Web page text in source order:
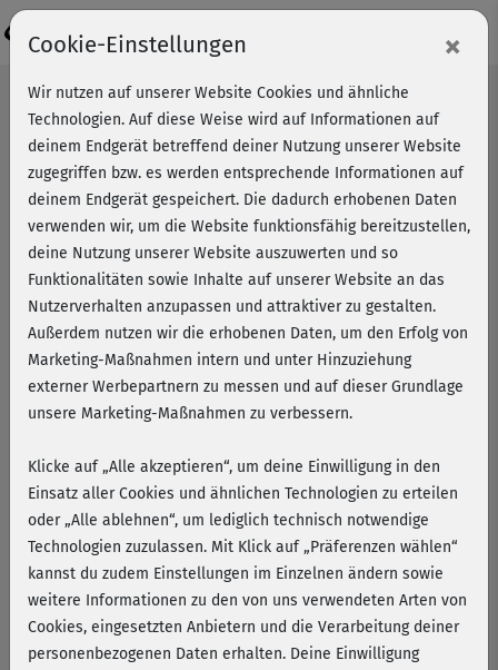
Erholung tanken mit
Entspannungsritualen
Nach der Arbeit schnell noch etwas einkaufen, die
Kinder abholen oder die neuesten Nachrichten bei
Facebook und Co. checken – unser Alltag ist voll von
unerledigten Aufgaben und Ablenkungen. Warum da
Cookie-Einstellungen ×
Wir nutzen auf unserer Website Cookies und ähnliche
Technologien. Auf diese Weise wird auf Informationen auf
deinem Endgerät betreffend deiner Nutzung unserer Website
zugegriffen bzw. es werden entsprechende Informationen auf
deinem Endgerät gespeichert. Die dadurch erhobenen Daten
verwenden wir, um die Website funktionsfähig bereitzustellen,
deine Nutzung unserer Website auszuwerten und so
Funktionalitäten sowie Inhalte auf unserer Website an das
Nutzerverhalten anzupassen und attraktiver zu gestalten.
Außerdem nutzen wir die erhobenen Daten, um den Erfolg von
Marketing-Maßnahmen intern und unter Hinzuziehung
externer Werbepartnern zu messen und auf dieser Grundlage
unsere Marketing-Maßnahmen zu verbessern.
Klicke auf „Alle akzeptieren“, um deine Einwilligung in den
Einsatz aller Cookies und ähnlichen Technologien zu erteilen
oder „Alle ablehnen“, um lediglich technisch notwendige
Technologien zuzulassen. Mit Klick auf „Präferenzen wählen“
kannst du zudem Einstellungen im Einzelnen ändern sowie
weitere Informationen zu den von uns verwendeten Arten von
Cookies, eingesetzten Anbietern und die Verarbeitung deiner
personenbezogenen Daten erhalten. Deine Einwilligung